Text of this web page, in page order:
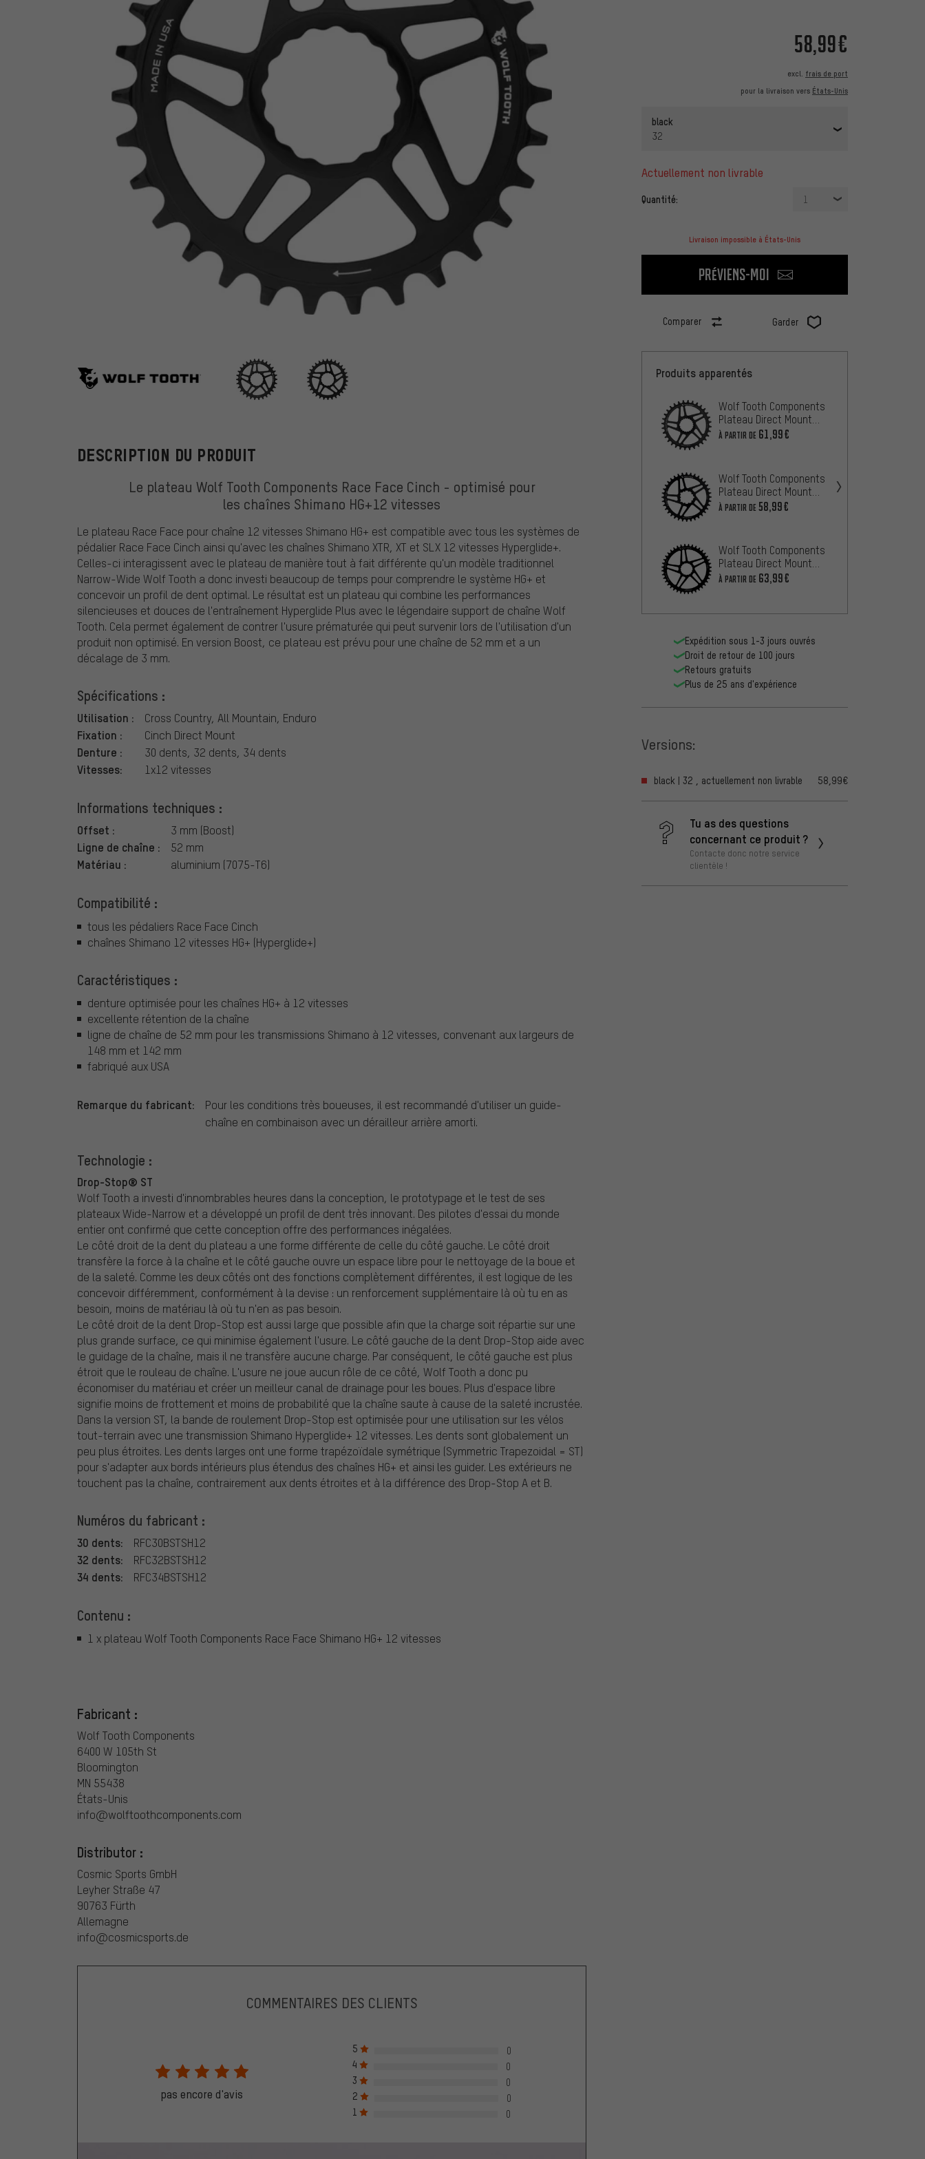
58,99€
excl. frais de port
pour la livraison vers États-Unis
black
32
actuellement non livrable
Quantité: 1
Livraison impossible à États-Unis
Préviens-moi
Comparer Garder
Wolf Tooth Components
DESCRIPTION DU PRODUIT
Le plateau Wolf Tooth Components Race Face Cinch - optimisé pour
les chaînes Shimano HG+12 vitesses
Le plateau Race Face pour chaîne 12 vitesses Shimano HG+ est compatible avec tous les systèmes de
pédalier Race Face Cinch ainsi qu'avec les chaînes Shimano XTR, XT et SLX 12 vitesses Hyperglide+.
Celles-ci interagissent avec le plateau de manière tout à fait différente qu'un modèle traditionnel
Narrow-Wide Wolf Tooth a donc investi beaucoup de temps pour comprendre le système HG+ et
concevoir un profil de dent optimal. Le résultat est un plateau qui combine les performances
silencieuses et douces de l'entraînement Hyperglide Plus avec le légendaire support de chaîne Wolf
Tooth. Cela permet également de contrer l'usure prématurée qui peut survenir lors de l'utilisation d'un
produit non optimisé. En version Boost, ce plateau est prévu pour une chaîne de 52 mm et a un
décalage de 3 mm.
Spécifications :
Utilisation : Cross Country, All Mountain, Enduro
Fixation : Cinch Direct Mount
Denture : 30 dents, 32 dents, 34 dents
Vitesses: 1x12 vitesses
Informations techniques :
Offset : 3 mm (Boost)
Ligne de chaîne : 52 mm
Matériau : aluminium (7075-T6)
Compatibilité :
tous les pédaliers Race Face Cinch
chaînes Shimano 12 vitesses HG+ (Hyperglide+)
Caractéristiques :
denture optimisée pour les chaînes HG+ à 12 vitesses
excellente rétention de la chaîne
ligne de chaîne de 52 mm pour les transmissions Shimano à 12 vitesses, convenant aux largeurs de
148 mm et 142 mm
fabriqué aux USA
Remarque du fabricant:
Pour les conditions très boueuses, il est recommandé d'utiliser un guide-
chaîne en combinaison avec un dérailleur arrière amorti.
Technologie :
Drop-Stop® ST
Wolf Tooth a investi d'innombrables heures dans la conception, le prototypage et le test de ses
plateaux Wide-Narrow et a développé un profil de dent très innovant. Des pilotes d'essai du monde
entier ont confirmé que cette conception offre des performances inégalées.
Le côté droit de la dent du plateau a une forme différente de celle du côté gauche. Le côté droit
transfère la force à la chaîne et le côté gauche ouvre un espace libre pour le nettoyage de la boue et
de la saleté. Comme les deux côtés ont des fonctions complètement différentes, il est logique de les
concevoir différemment, conformément à la devise : un renforcement supplémentaire là où tu en as
besoin, moins de matériau là où tu n'en as pas besoin.
Le côté droit de la dent Drop-Stop est aussi large que possible afin que la charge soit répartie sur une
plus grande surface, ce qui minimise également l'usure. Le côté gauche de la dent Drop-Stop aide avec
le guidage de la chaîne, mais il ne transfère aucune charge. Par conséquent, le côté gauche est plus
étroit que le rouleau de chaîne. L'usure ne joue aucun rôle de ce côté, Wolf Tooth a donc pu
économiser du matériau et créer un meilleur canal de drainage pour les boues. Plus d'espace libre
signifie moins de frottement et moins de probabilité que la chaîne saute à cause de la saleté incrustée.
Dans la version ST, la bande de roulement Drop-Stop est optimisée pour une utilisation sur les vélos
tout-terrain avec une transmission Shimano Hyperglide+ 12 vitesses. Les dents sont globalement un
peu plus étroites. Les dents larges ont une forme trapézoïdale symétrique (Symmetric Trapezoidal = ST)
pour s'adapter aux bords intérieurs plus étendus des chaînes HG+ et ainsi les guider. Les extérieurs ne
touchent pas la chaîne, contrairement aux dents étroites et à la différence des Drop-Stop A et B.
Numéros du fabricant :
30 dents: RFC30BSTSH12
32 dents: RFC32BSTSH12
34 dents: RFC34BSTSH12
Contenu :
1 x plateau Wolf Tooth Components Race Face Shimano HG+ 12 vitesses
Fabricant :
Wolf Tooth Components
6400 W 105th St
Bloomington
MN 55438
États-Unis
info@wolftoothcomponents.com
Distributor :
Cosmic Sports GmbH
Leyher Straße 47
90763 Fürth
Allemagne
info@cosmicsports.de
Produits apparentés
Wolf Tooth Components
Plateau Direct Mount
Boost Shimano pour
À PARTIR DE 61,99€
Wolf Tooth Components
Plateau Direct Mount
pour SRAM GXP
À PARTIR DE 58,99€
Wolf Tooth Components
Plateau Direct Mount
pour Easton Cinch
À PARTIR DE 63,99€
Expédition sous 1-3 jours ouvrés
Droit de retour de 100 jours
Retours gratuits
Plus de 25 ans d'expérience
Versions:
black | 32 , actuellement non livrable 58,99€
Tu as des questions
concernant ce produit ?
Contacte donc notre service
clientèle !
COMMENTAIRES DES CLIENTS
pas encore d'avis
5
0
4
0
3
0
2
0
1
0